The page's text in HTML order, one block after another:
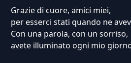
Grazie di cuore, amici miei,
per esserci stati quando ne
Con una parola, con un sorriso,
avete illuminato ogni mio